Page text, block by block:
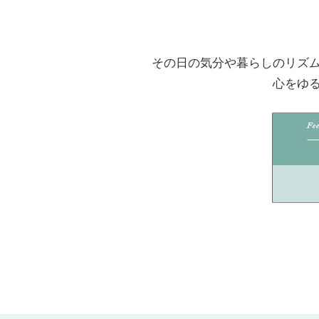
その日の気分や暮らしのリズ
心をゆ